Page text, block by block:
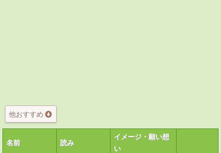
他おすすめ
名前 読み
イメージ・願い想
い